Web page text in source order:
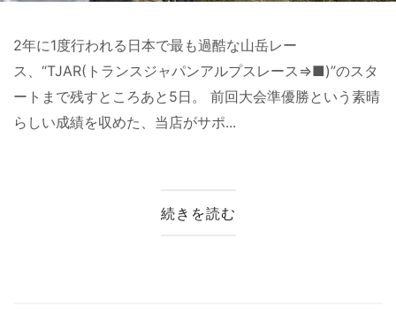
2年に1度行われる日本で最も過酷な山岳レー
ス、“TJAR(トランスジャパンアルプスレース⇒■)”のスタ
ートまで残すところあと5日。 前回大会準優勝という素晴
らしい成績を収めた、当店がサポ...
続きを読む